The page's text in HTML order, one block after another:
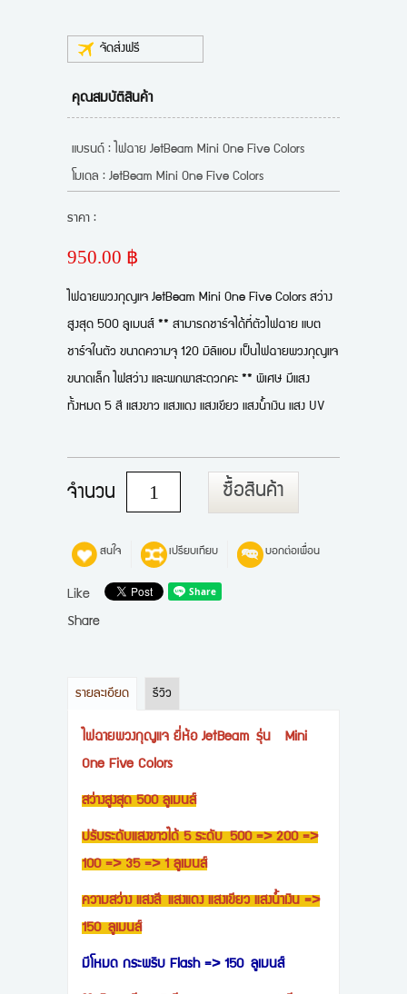
จัดส่งฟรี
คุณสมบัติสินค้า
แบรนด์ : ไฟฉาย JetBeam Mini One Five Colors
โมเดล : JetBeam Mini One Five Colors
ราคา :
950.00 ฿
ไฟฉายพวงกุญแจ JetBeam Mini One Five Colors สว่าง
สูงสุด 500 ลูเมนส์ ** สามารถชาร์จได้ที่ตัวไฟฉาย แบต
ชาร์จในตัว ขนาดความจุ 120 มิลิแอม เป็นไฟฉายพวงกุญแจ
ขนาดเล็ก ไฟสว่าง และพกพาสะดวกคะ ** พิเศษ มีแสง
ทั้งหมด 5 สี แสงขาว แสงแดง แสงเขียว แสงน้ำเงิน แสง UV
จำนวน ซื้อสินค้า
สนใจ เปรียบเทียบ บอกต่อเพื่อน
Like
Share
รายละเอียด รีวิว
ไฟฉายพวงกุญแจ ยี่ห้อ JetBeam รุ่น Mini
One Five Colors
สว่างสูงสุด 500 ลูเมนส์
ปรับระดับแสงขาวได้ 5 ระดับ 500 => 200 =>
100 => 35 => 1 ลูเมนส์
ความสว่าง แสงสี แสงแดง แสงเขียว แสงน้ำเงิน =>
150 ลูเมนส์
มีโหมด กระพริบ Flash => 150 ลูเมนส์